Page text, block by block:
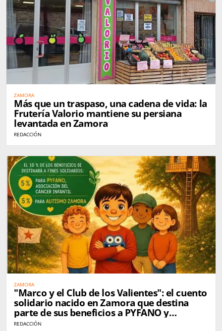
ZAMORA
Más que un traspaso, una cadena de vida: la
Frutería Valorio mantiene su persiana
levantada en Zamora
REDACCIÓN
ZAMORA
"Marco y el Club de los Valientes": el cuento
solidario nacido en Zamora que destina
parte de sus beneficios a PYFANO y
Autismo Zamora
REDACCIÓN